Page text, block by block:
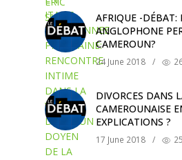
AFRIQUE -DÉBAT:
ANGLOPHONE
CAMEROUN?
24 June 2018 /
DIVORCES DANS
CAMEROUNAISE
EXPLICATIONS ?
17 June 2018 /